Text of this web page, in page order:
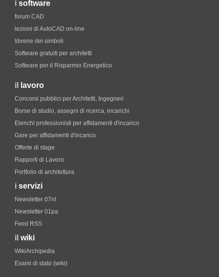
i software
forum CAD
lezioni di AutoCAD on-line
librerie dei simboli
Software gratuiti per architetti
Software per il Risparmio Energetico
il lavoro
Concorsi pubblici per Architetti, Ingegneri
Borse di studio, assegni di ricerca, incarichi
Elenchi professionisti per affidamenti d'incarico
Gare per affidamenti d'incarico
Offerte di stage
Rapporti di Lavoro
Portfolio di architettura
i servizi
Newsletter 07nl
Newsletter 01pa
Feed RSS
il wiki
WikiArchipedia
Esami di stato (wiki)